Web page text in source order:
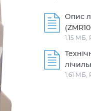
Опис
1.15 МБ,
1.61 МБ,